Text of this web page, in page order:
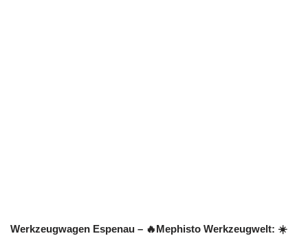
Werkzeugwagen Espenau – 🔥Mephisto Werkzeugwelt: ☀️